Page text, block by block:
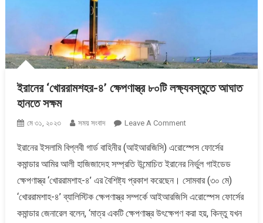
ইরানের ‘খোররামশহর-৪’ ক্ষেপণাস্ত্র ৮০টি লক্ষ্যবস্তুতে আঘাত
হানতে সক্ষম
মে ৩১, ২০২৩ সময় সংবাদ Leave A CommentOn
&#৮২১৬;খোররামশহর-
ক্ষেপণাস্ত্র
৮০টি
আঘাত
হানতে
ইরানের ইসলামি বিপ্লবী গার্ড বাহিনীর (আইআরজিসি) এরোস্পেস ফোর্সের
কমান্ডার আমির আলী হাজিজাদেহ সম্প্রতি উন্মোচিত ইরানের নির্ভুল গাইডেড
ক্ষেপণাস্ত্র ‘খোররামশাহ-৪’ এর বৈশিষ্ট্য প্রকাশ করেছেন। সোমবার (৩০ মে)
‘খোররামশাহ-৪’ ব্যালিস্টিক ক্ষেপণাস্ত্র সম্পর্কে আইআরজিসি এরোস্পেস ফোর্সের
কমান্ডার জেনারেল বলেন, ‘মাত্র একটি ক্ষেপণাস্ত্র উৎক্ষেপণ করা হয়, কিন্তু যখন